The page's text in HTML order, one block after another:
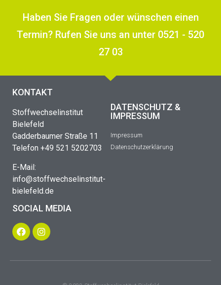
Haben Sie Fragen oder wünschen einen
Termin? Rufen Sie uns an unter 0521 - 520
27 03
KONTAKT
Stoffwechselinstitut
Bielefeld
Gadderbaumer Straße 11
Telefon +49 521 5202703
E-Mail:
info@stoffwechselinstitut-
bielefeld.de
DATENSCHUTZ &
IMPRESSUM
Impressum
Datenschutzerklärung
SOCIAL MEDIA